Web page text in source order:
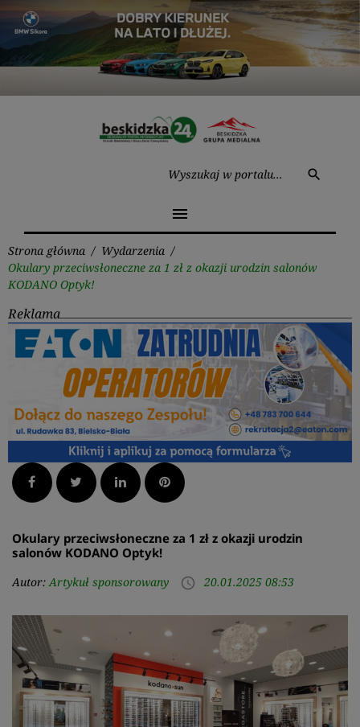
Przejdź
treści
search
menu
Strona główna / Wydarzenia /
Okulary przeciwsłoneczne za 1 zł z okazji urodzin salonów
KODANO Optyk!
Reklama
Facebook Twitter LinkedInPinterest
Okulary przeciwsłoneczne za 1 zł z okazji urodzin
salonów KODANO Optyk!
Autor: Artykuł sponsorowany access_time 20.01.2025 08:53